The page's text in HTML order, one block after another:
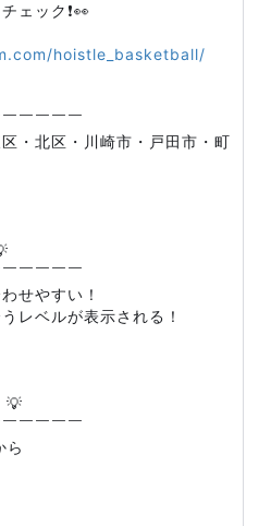
ェック❗️👀
hoistle_basketball/
￣￣￣￣
・北区・川崎市・戸田市・町
￣￣￣￣
せやすい！
レベルが表示される！
💡
￣￣￣￣
ら